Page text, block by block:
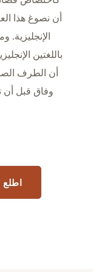
أن نصوغ هذا
الإنجليزية.
باللغتين
أن الطرف
وفاق قبل أن
اطلع